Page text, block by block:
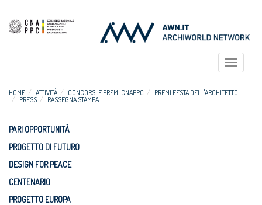
Toggle
HOME ATTIVITÀ CONCORSI E PREMI CNAPPC
PREMI FESTA DELL'ARCHITETTO
PRESS
RASSEGNA STAMPA
PARI OPPORTUNITÀ
PROGETTO DI FUTURO
DESIGN FOR PEACE
CENTENARIO
PROGETTO EUROPA